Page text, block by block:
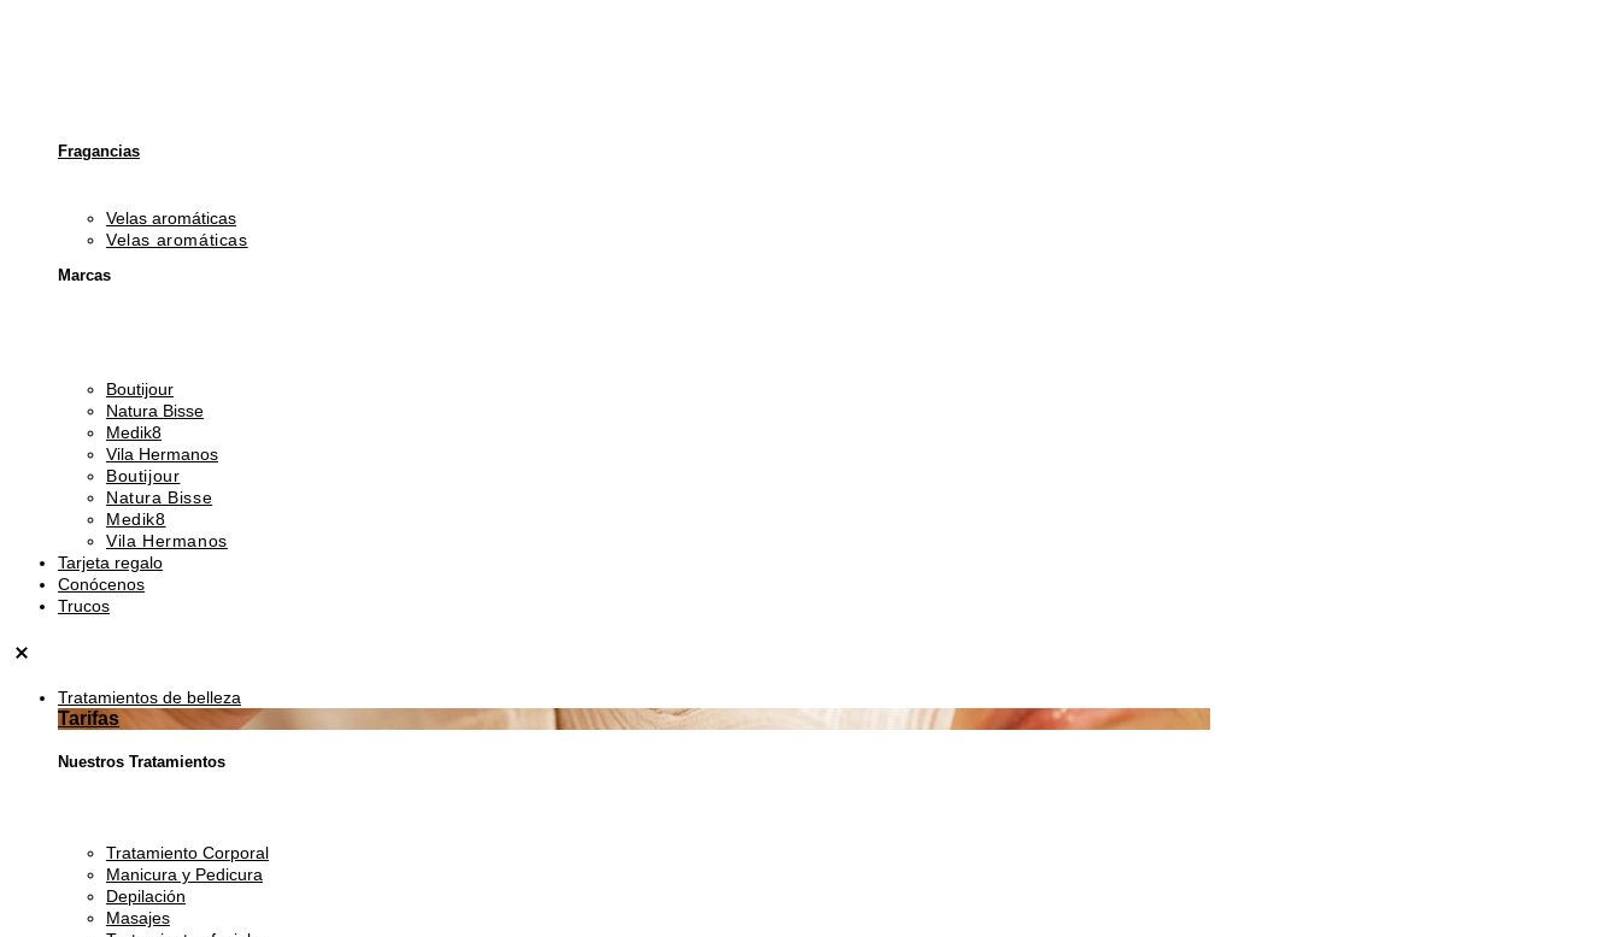
Fragancias
Velas aromáticas
Velas aromáticas
Marcas
Boutijour
Natura Bisse
Medik8
Vila Hermanos
Boutijour
Natura Bisse
Medik8
Vila Hermanos
Tarjeta regalo
Conócenos
Trucos
Tratamientos de belleza
Tarifas
Nuestros Tratamientos
Tratamiento Corporal
Manicura y Pedicura
Depilación
Masajes